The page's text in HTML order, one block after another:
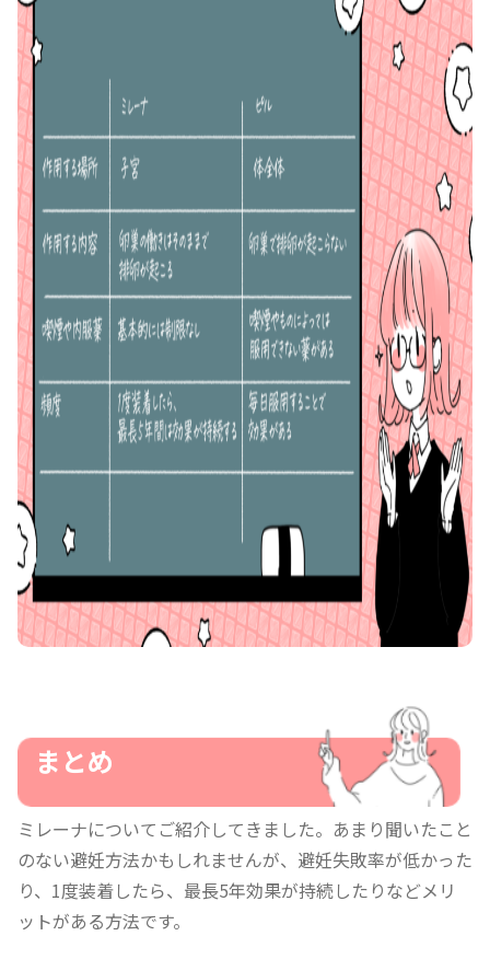
まとめ
ミレーナについてご紹介してきました。あまり聞いたこと
のない避妊方法かもしれませんが、避妊失敗率が低かった
り、1度装着したら、最長5年効果が持続したりなどメリ
ットがある方法です。